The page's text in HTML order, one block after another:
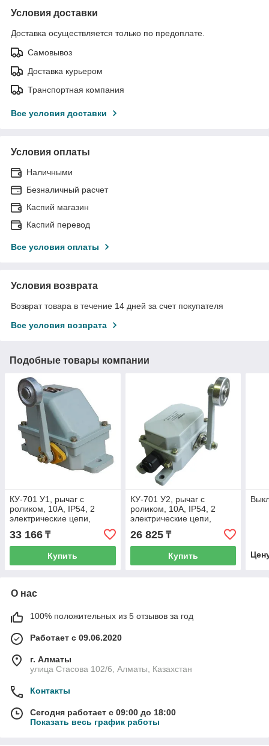
Условия доставки
Доставка осуществляется только по предоплате.
Самовывоз
Доставка курьером
Транспортная компания
Все условия доставки
Условия оплаты
Наличными
Безналичный расчет
Каспий магазин
Каспий перевод
Все условия оплаты
Условия возврата
Возврат товара в течение 14 дней за счет покупателя
Все условия возврата
Подобные товары компании
КУ-701 У1, рычаг с
роликом, 10А, IP54, 2
электрические цепи,
выключатель концевой
(ЭТ)
33 166 ₸
Купить
КУ-701 У2, рычаг с
роликом, 10А, IP54, 2
электрические цепи,
выключатель концевой
(ЭТ)
26 825₸
Купить
О нас
100% положительных из 5 отзывов за год
Работает с 09.06.2020
г. Алматы
улица Стасова 102/6, Алматы, Казахстан
Контакты
Сегодня работает с 09:00 до 18:00
Показать весь график работы